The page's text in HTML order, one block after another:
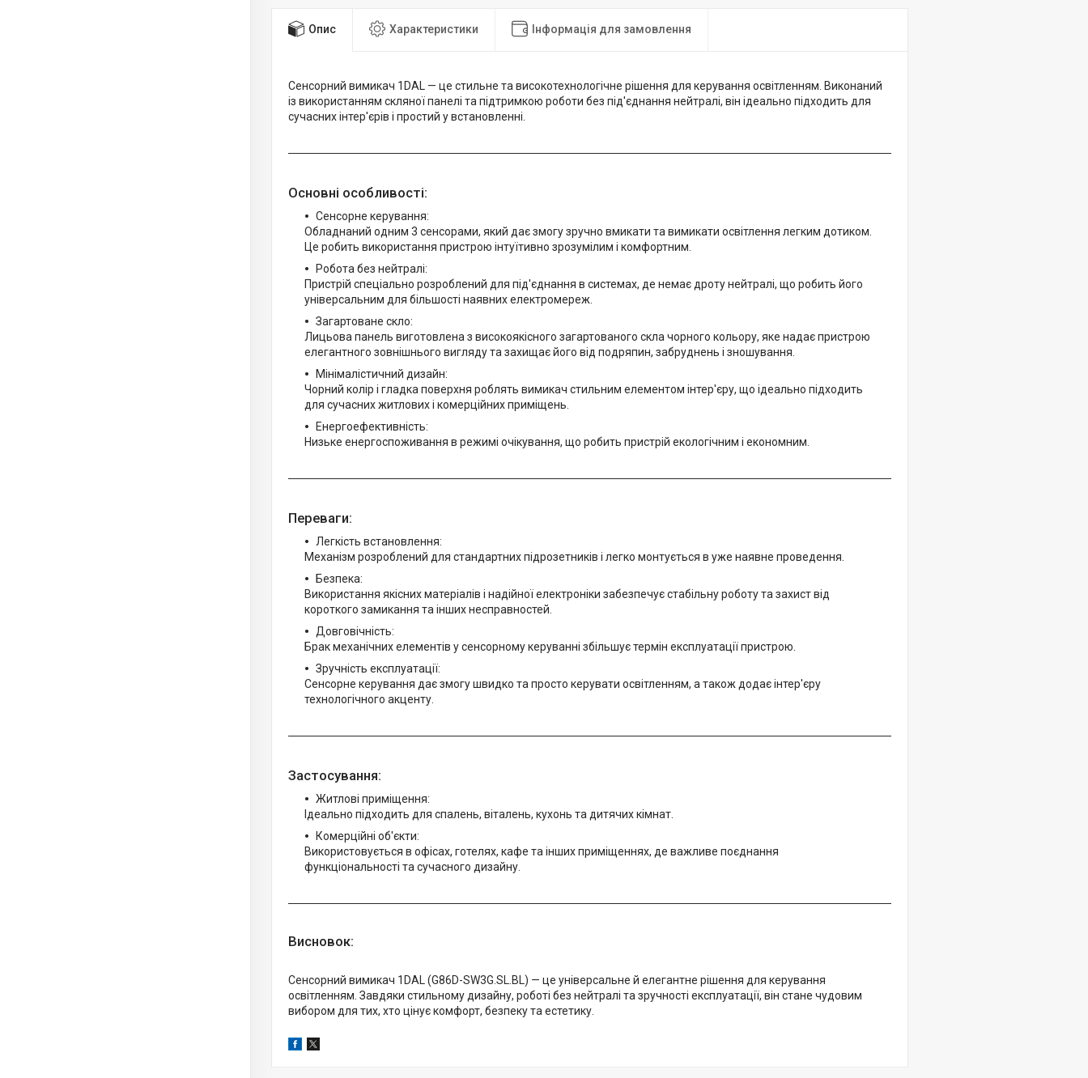
Опис Характеристики Інформація для замовлення
Сенсорний вимикач 1DAL — це стильне та високотехнологічне рішення для керування освітленням. Виконаний
із використанням скляної панелі та підтримкою роботи без під'єднання нейтралі, він ідеально підходить для
сучасних інтер'єрів і простий у встановленні.
Основні особливості:
Сенсорне керування:
Обладнаний одним 3 сенсорами, який дає змогу зручно вмикати та вимикати освітлення легким дотиком.
Це робить використання пристрою інтуїтивно зрозумілим і комфортним.
Робота без нейтралі:
Пристрій спеціально розроблений для під'єднання в системах, де немає дроту нейтралі, що робить його
універсальним для більшості наявних електромереж.
Загартоване скло:
Лицьова панель виготовлена з високоякісного загартованого скла чорного кольору, яке надає пристрою
елегантного зовнішнього вигляду та захищає його від подряпин, забруднень і зношування.
Мінімалістичний дизайн:
Чорний колір і гладка поверхня роблять вимикач стильним елементом інтер'єру, що ідеально підходить
для сучасних житлових і комерційних приміщень.
Енергоефективність:
Низьке енергоспоживання в режимі очікування, що робить пристрій екологічним і економним.
Переваги:
Легкість встановлення:
Механізм розроблений для стандартних підрозетників і легко монтується в уже наявне проведення.
Безпека:
Використання якісних матеріалів і надійної електроніки забезпечує стабільну роботу та захист від
короткого замикання та інших несправностей.
Довговічність:
Брак механічних елементів у сенсорному керуванні збільшує термін експлуатації пристрою.
Зручність експлуатації:
Сенсорне керування дає змогу швидко та просто керувати освітленням, а також додає інтер'єру
технологічного акценту.
Застосування:
Житлові приміщення:
Ідеально підходить для спалень, віталень, кухонь та дитячих кімнат.
Комерційні об'єкти:
Використовується в офісах, готелях, кафе та інших приміщеннях, де важливе поєднання
функціональності та сучасного дизайну.
Висновок:
Сенсорний вимикач 1DAL (G86D-SW3G.SL.BL) — це універсальне й елегантне рішення для керування
освітленням. Завдяки стильному дизайну, роботі без нейтралі та зручності експлуатації, він стане чудовим
вибором для тих, хто цінує комфорт, безпеку та естетику.